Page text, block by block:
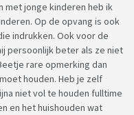
met jonge kinderen heb ik
Op de opvang is ook
indrukken. Ook voor de
persoonlijk beter als ze niet
rare opmerking dan
houden. Heb je zelf
niet vol te houden fulltime
en het huishouden wat